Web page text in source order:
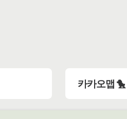
카카오맵 🐤